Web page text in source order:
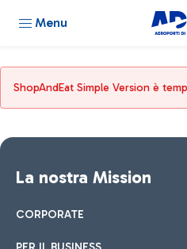
Menu
ShopAndEat Simple Version è
La nostra Mission
CORPORATE